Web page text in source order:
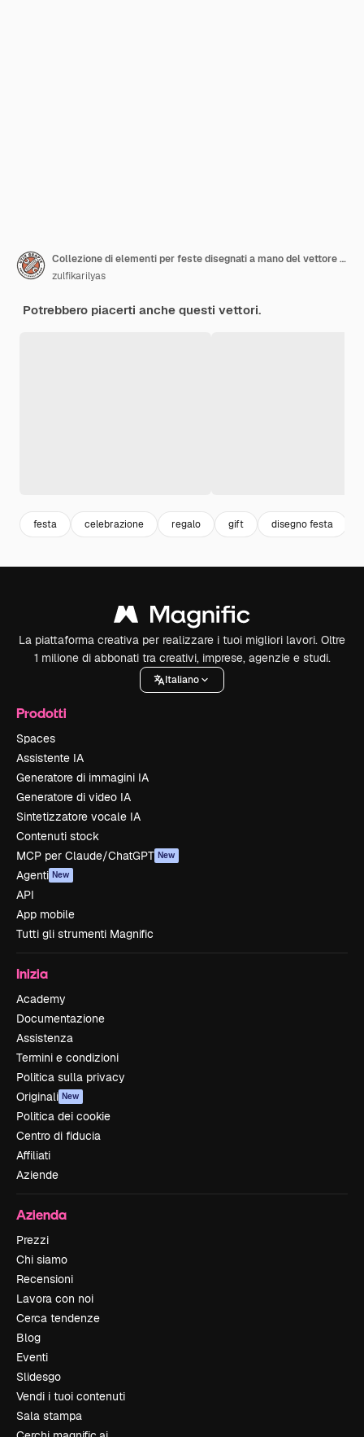
Collezione di elementi per feste disegnati a mano del vettore premium di capodanno
zulfikarilyas
Potrebbero piacerti anche questi vettori.
festa celebrazione regalo gift disegno festa
La piattaforma creativa per realizzare i tuoi migliori lavori. Oltre
1 milione di abbonati tra creativi, imprese, agenzie e studi.
Italiano
Prodotti
Spaces
Assistente IA
Generatore di immagini IA
Generatore di video IA
Sintetizzatore vocale IA
Contenuti stock
MCP per Claude/ChatGPT New
Agenti New
API
App mobile
Tutti gli strumenti Magnific
Inizia
Academy
Documentazione
Assistenza
Termini e condizioni
Politica sulla privacy
Originali New
Politica dei cookie
Centro di fiducia
Affiliati
Aziende
Azienda
Prezzi
Chi siamo
Recensioni
Lavora con noi
Cerca tendenze
Blog
Eventi
Slidesgo
Vendi i tuoi contenuti
Sala stampa